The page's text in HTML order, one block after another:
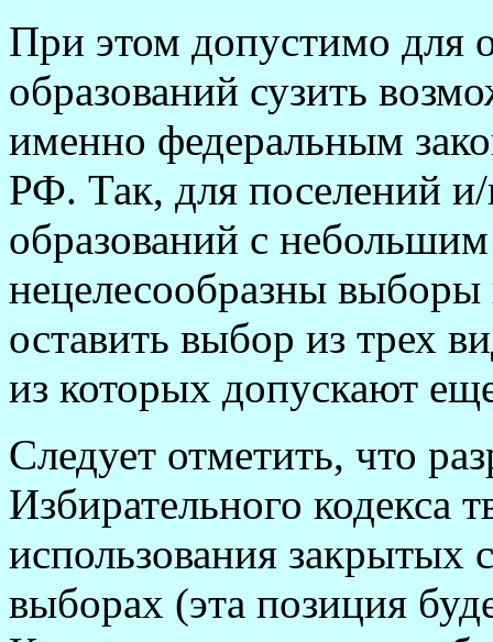
При этом допустимо для
образований сузить
именно федеральным
РФ. Так, для поселений
образований с
нецелесообразны
оставить выбор из трех
из которых допускают
Следует отметить, что
Избирательного кодекса
использования
выборах (эта позиция